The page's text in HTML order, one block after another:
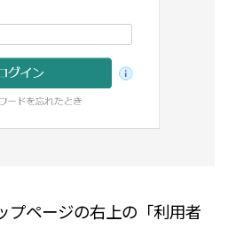
プページの右上の「利用者